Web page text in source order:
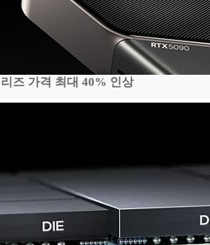
즈 가격 최대 40% 인상